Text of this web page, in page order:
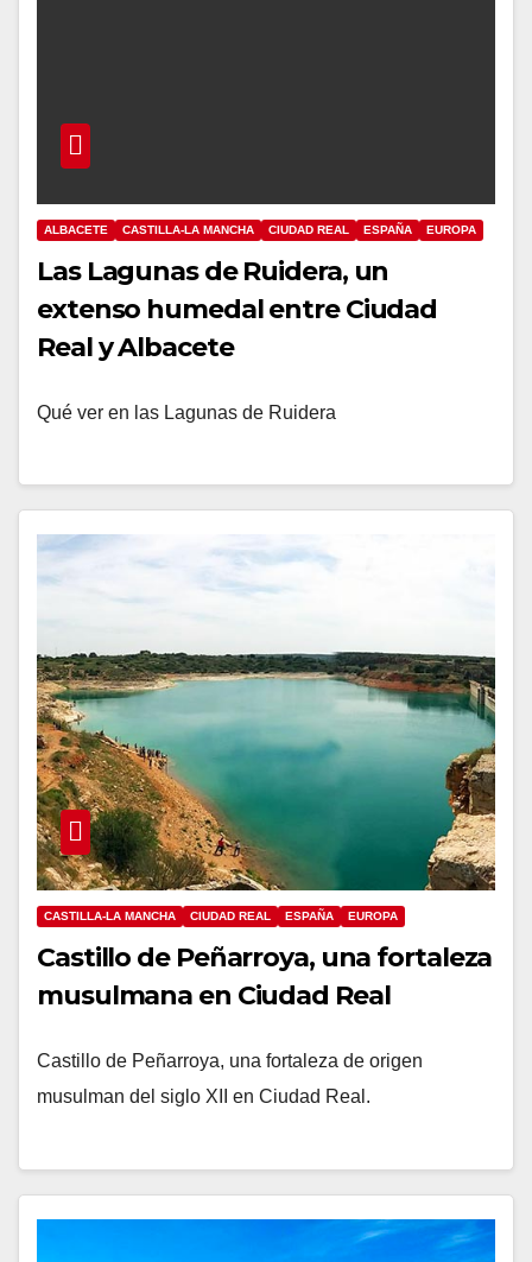
ALBACETE CASTILLA-LA MANCHA CIUDAD REAL ESPAÑA EUROPA
Las Lagunas de Ruidera, un
extenso humedal entre Ciudad
Real y Albacete
Qué ver en las Lagunas de Ruidera
CASTILLA-LA MANCHA CIUDAD REAL ESPAÑA EUROPA
Castillo de Peñarroya, una fortaleza
musulmana en Ciudad Real
Castillo de Peñarroya, una fortaleza de origen
musulman del siglo XII en Ciudad Real.